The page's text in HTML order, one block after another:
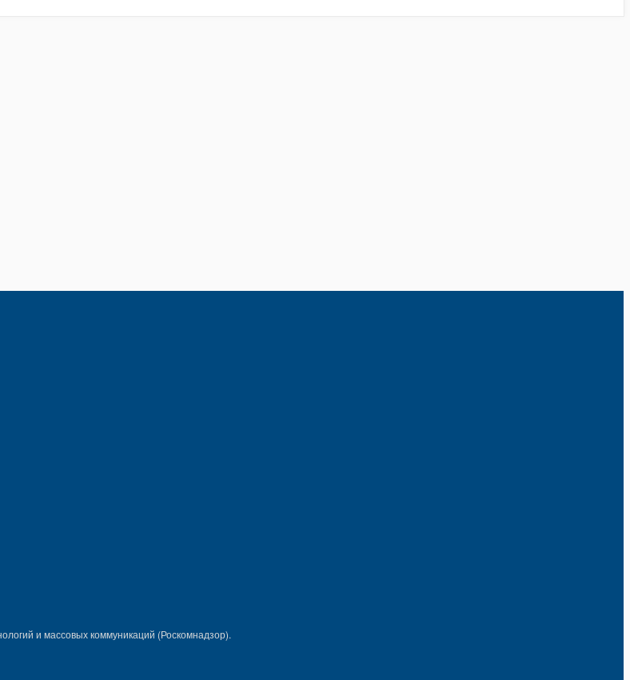
и массовых коммуникаций (Роскомнадзор).